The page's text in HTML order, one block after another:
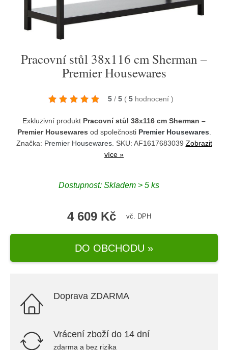
Pracovní stůl 38x116 cm Sherman –
Premier Housewares
5 / 5 ( 5 hodnocení )
Exkluzivní produkt Pracovní stůl 38x116 cm Sherman –
Premier Housewares od společnosti Premier Housewares
Značka: Premier Housewares. SKU: AF1617683039 Zobrazit
více »
Dostupnost: Skladem > 5 ks
4 609 Kč vč. DPH
DO OBCHODU »
Doprava ZDARMA
Vrácení zboží do 14 dní
zdarma a bez rizika